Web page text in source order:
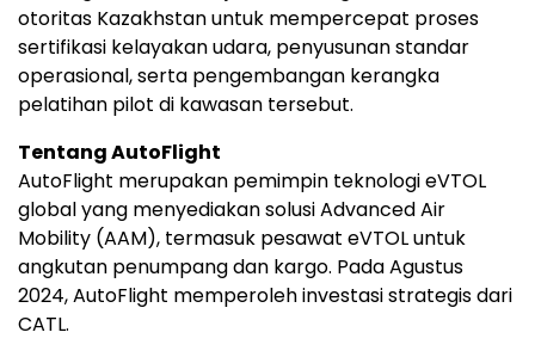
otoritas Kazakhstan untuk mempercepat proses
sertifikasi kelayakan udara, penyusunan standar
operasional, serta pengembangan kerangka
pelatihan pilot di kawasan tersebut.
Tentang AutoFlight
AutoFlight merupakan pemimpin teknologi eVTOL
global yang menyediakan solusi Advanced Air
Mobility (AAM), termasuk pesawat eVTOL untuk
angkutan penumpang dan kargo. Pada Agustus
2024, AutoFlight memperoleh investasi strategis dari
CATL.